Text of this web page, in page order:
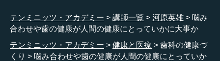
と、田舎のお年寄りの入れ歯が、あまりにも噛めないとい
うことに気づきました。さらに、お医者さんからも、入れ
そこで、入れ歯というものをもう少し考えなければならな
テンミニッツ・アカデミー 講師一覧 河原英雄
噛み
合わせや歯の健康が人間の健康にとっていかに大事か
テンミニッツ・アカデミー
健康と医療
歯科の健康づ
くり
噛み合わせや歯の健康が人間の健康にとっていか